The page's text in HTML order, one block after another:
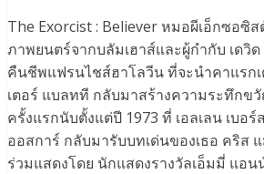
The Exorcist : Believer หมอผีเอ็กซอซิ
ภาพยนตร์จากบลัมเฮาส์และผู้กำกับ เดวิ
คืนชีพแฟรนไชส์ฮาโลวีน ที่จะนำคาแรกเ
เตอร์ แบลทที กลับมาสร้างความระทึกข
ครั้งแรกนับตั้งแต่ปี 1973 ที่ เอลเลน เบอ
ออสการ์ กลับมารับบทเด่นของเธอ คริส
ร่วมแสดงโดย นักแสดงรางวัลเอ็มมี่ แอน